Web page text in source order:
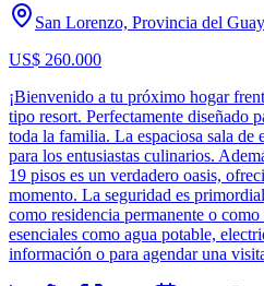
San Lorenzo, Provincia del
US$ 260.000
¡Bienvenido a tu próximo hogar
tipo resort. Perfectamente diseñado
toda la familia. La espaciosa sala de
para los entusiastas culinarios.
19 pisos es un verdadero oasis,
momento. La seguridad es
como residencia permanente o
esenciales como agua potable,
información o para agendar una